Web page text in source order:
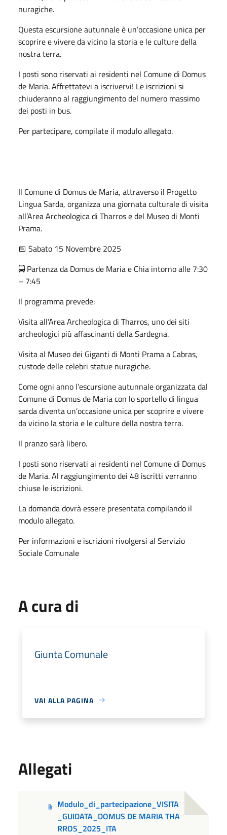
nuragiche.
Questa escursione autunnale è un’occasione unica per
scoprire e vivere da vicino la storia e le culture della
nostra terra.
I posti sono riservati ai residenti nel Comune di Domus
de Maria. Affrettatevi a iscrivervi! Le iscrizioni si
chiuderanno al raggiungimento del numero massimo
dei posti in bus.
Per partecipare, compilate il modulo allegato.
Il Comune di Domus de Maria, attraverso il Progetto
Lingua Sarda, organizza una giornata culturale di visita
all’Area Archeologica di Tharros e del Museo di Monti
Prama.
📅 Sabato 15 Novembre 2025
🚍 Partenza da Domus de Maria e Chia intorno alle 7:30
– 7:45
Il programma prevede:
Visita all’Area Archeologica di Tharros, uno dei siti
archeologici più affascinanti della Sardegna.
Visita al Museo dei Giganti di Monti Prama a Cabras,
custode delle celebri statue nuragiche.
Come ogni anno l’escursione autunnale organizzata dal
Comune di Domus de Maria con lo sportello di lingua
sarda diventa un’occasione unica per scoprire e vivere
da vicino la storia e le culture della nostra terra.
Il pranzo sarà libero.
I posti sono riservati ai residenti nel Comune di Domus
de Maria. Al raggiungimento dei 48 iscritti verranno
chiuse le iscrizioni.
La domanda dovrà essere presentata compilando il
modulo allegato.
Per informazioni e iscrizioni rivolgersi al Servizio
Sociale Comunale
A cura di
Giunta Comunale
VAI ALLA PAGINA
Allegati
Modulo_di_partecipazione_VISITA
_GUIDATA_DOMUS DE MARIA THA
RROS_2025_ITA